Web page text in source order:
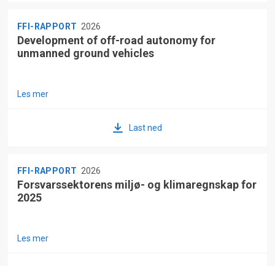
FFI-RAPPORT 2026
Development of off-road autonomy for
unmanned ground vehicles
Les mer
Last ned
FFI-RAPPORT 2026
Forsvarssektorens miljø- og klimaregnskap for
2025
Les mer